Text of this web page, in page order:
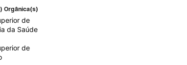
Orgânica(s)
de
da Saúde
de